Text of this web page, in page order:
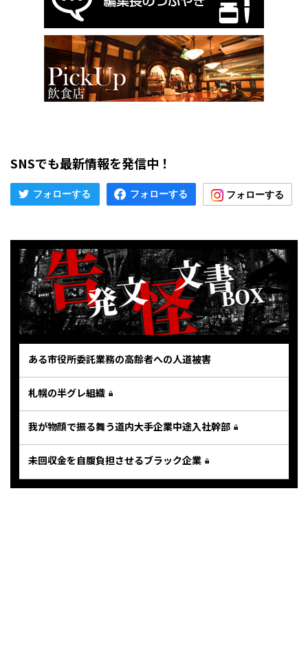
SNSでも最新情報を発信中！
ある市役所委託業務の高齢者への人道被害
札幌の半グレ組織
我が物顔で振る舞う道内大手企業中途入社幹部
未回収金を自腹負担させるブラック企業